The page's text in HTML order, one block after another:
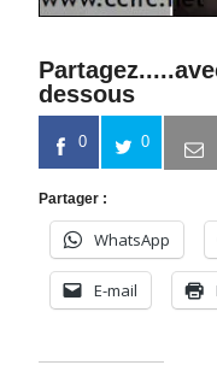
dessous
0 0
Partager :
WhatsApp
E-mail